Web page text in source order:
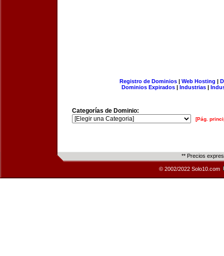
Registro de Dominios| Web Hosting |
Dominios Expirados | Industrias |
Categorías de Dominio:
[Pág.
** Precios
© 2002/2022 Solo10.com